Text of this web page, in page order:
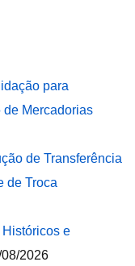
para
de Mercadorias
de Transferência
de Troca
e
2026